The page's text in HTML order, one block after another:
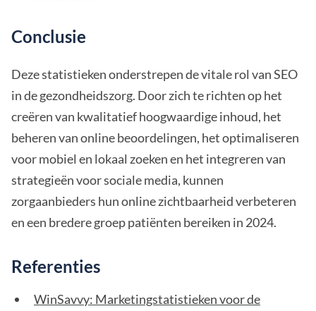
Conclusie
Deze statistieken onderstrepen de vitale rol van SEO
in de gezondheidszorg. Door zich te richten op het
creëren van kwalitatief hoogwaardige inhoud, het
beheren van online beoordelingen, het optimaliseren
voor mobiel en lokaal zoeken en het integreren van
strategieën voor sociale media, kunnen
zorgaanbieders hun online zichtbaarheid verbeteren
en een bredere groep patiënten bereiken in 2024.
Referenties
WinSavvy: Marketingstatistieken voor de